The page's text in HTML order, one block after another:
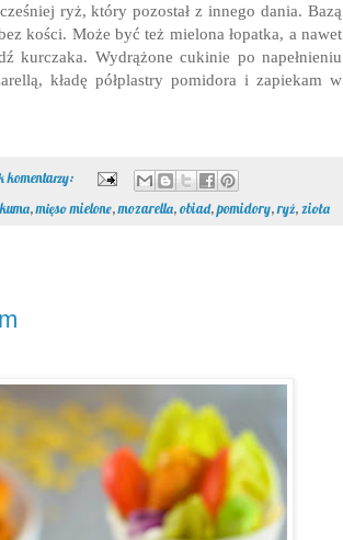
ryż, który pozostał z innego dania. Bazą
kości. Może być też mielona łopatka, a nawet
kurczaka. Wydrążone cukinie po napełnieniu
kładę półplastry pomidora i zapiekam w
komentarzy:
,mięso mielone,mozarella,obiad,pomidory,ryż, zioła